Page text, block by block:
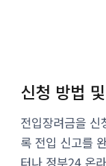
신청 방법
전입장려금을 신
록 전입 신고를
터나 정부24 온